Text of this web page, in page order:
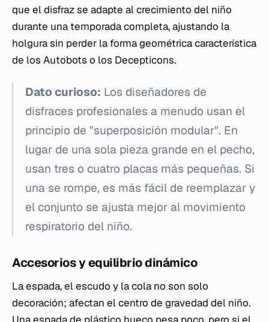
que el disfraz se adapte al crecimiento del niño
durante una temporada completa, ajustando la
holgura sin perder la forma geométrica característica
de los Autobots o los Decepticons.
Dato curioso: Los diseñadores de
disfraces profesionales a menudo usan el
principio de "superposición modular". En
lugar de una sola pieza grande en el pecho,
usan tres o cuatro placas más pequeñas. Si
una se rompe, es más fácil de reemplazar y
el conjunto se ajusta mejor al movimiento
respiratorio del niño.
Accesorios y equilibrio dinámico
La espada, el escudo y la cola no son solo
decoración; afectan el centro de gravedad del niño.